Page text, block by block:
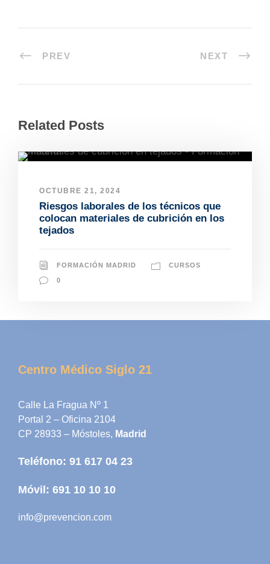
PREV NEXT
Related Posts
OCTUBRE 21, 2024
Riesgos laborales de los técnicos que
colocan materiales de cubrición en los
tejados
FORMACIÓN MADRID CURSOS
0
Centro Médico Siglo 21
Calle La Fragua Nº 1
Portal 2 – Oficina 2104
CP 28933 – Móstoles, Madrid
Teléfono: 91 617 04 23
Móvil: 691 10 10 10
info@prevencion.com